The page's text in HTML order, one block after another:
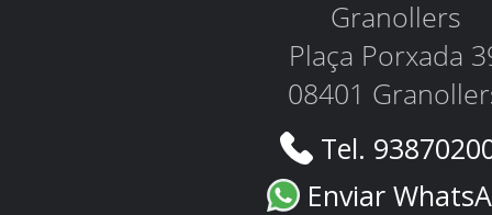
Granollers
Plaça Porxada
08401
Tel.
Enviar